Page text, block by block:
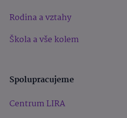
Rodina a vztahy
Škola a vše kolem
Spolupracujeme
Centrum LIRA